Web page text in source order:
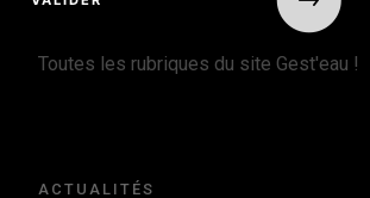
Toutes les rubriques du site Gest'eau !
ACTUALITÉS